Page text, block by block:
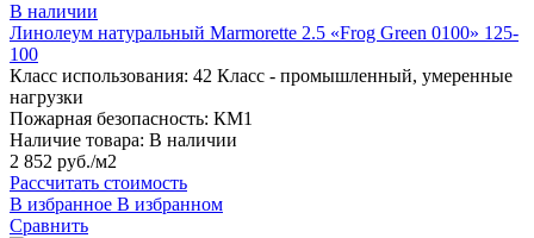
В наличии
Линолеум натуральный Marmorette 2.5 «Frog Green 0100» 125-
100
Класс использования: 42 Класс - промышленный, умеренные
нагрузки
Пожарная безопасность: КМ1
Наличие товара: В наличии
2 852 руб./м2
Рассчитать стоимость
В избранное В избранном
Сравнить